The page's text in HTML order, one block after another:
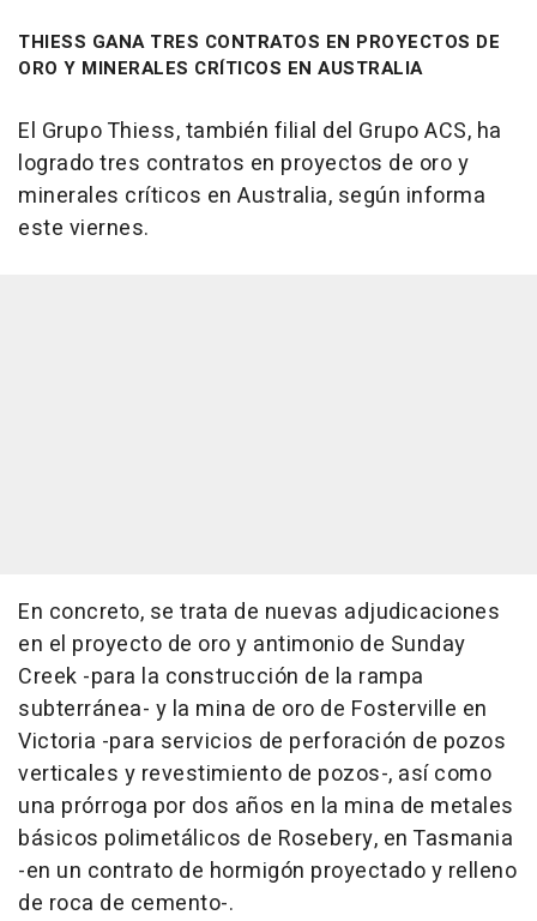
THIESS GANA TRES CONTRATOS EN PROYECTOS DE
ORO Y MINERALES CRÍTICOS EN AUSTRALIA
El Grupo Thiess, también filial del Grupo ACS, ha
logrado tres contratos en proyectos de oro y
minerales críticos en Australia, según informa
este viernes.
En concreto, se trata de nuevas adjudicaciones
en el proyecto de oro y antimonio de Sunday
Creek -para la construcción de la rampa
subterránea- y la mina de oro de Fosterville en
Victoria -para servicios de perforación de pozos
verticales y revestimiento de pozos-, así como
una prórroga por dos años en la mina de metales
básicos polimetálicos de Rosebery, en Tasmania
-en un contrato de hormigón proyectado y relleno
de roca de cemento-.